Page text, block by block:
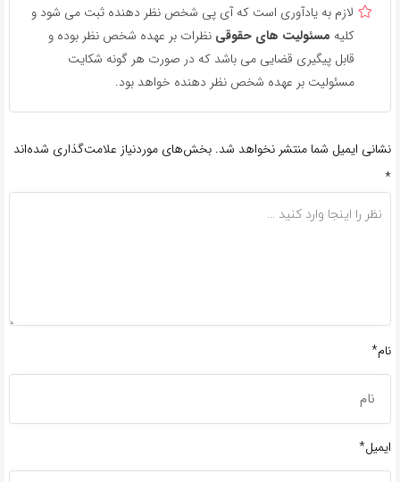
لازم به یادآوری است که آی پی شخص نظر دهنده ثبت می شود و
کلیه مسئولیت های حقوقی نظرات بر عهده شخص نظر بوده و
قابل پیگیری قضایی می باشد که در صورت هر گونه شکایت
مسئولیت بر عهده شخص نظر دهنده خواهد بود.
نشانی ایمیل شما منتشر نخواهد شد. بخش‌های موردنیاز علامت‌گذاری شده‌اند
*
نام*
ایمیل*